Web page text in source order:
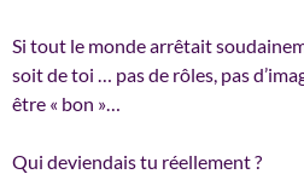
Si tout le monde arrêtait
soit de toi … pas de rôles, pas
être « bon »…
Qui deviendais tu réellement ?